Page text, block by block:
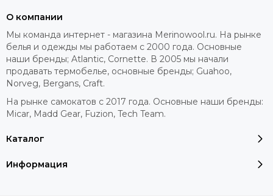
Каталог
Информация
О компании
Мы команда интернет - магазина Merinowool.ru. На рынке
белья и одежды мы работаем с 2000 года. Основные
наши бренды; Atlantic, Cornette. В 2005 мы начали
продавать термобелье, основные бренды; Guahoo,
Norveg, Bergans, Craft.
На рынке самокатов с 2017 года. Основные наши бренды:
Micar, Madd Gear, Fuzion, Tech Team.